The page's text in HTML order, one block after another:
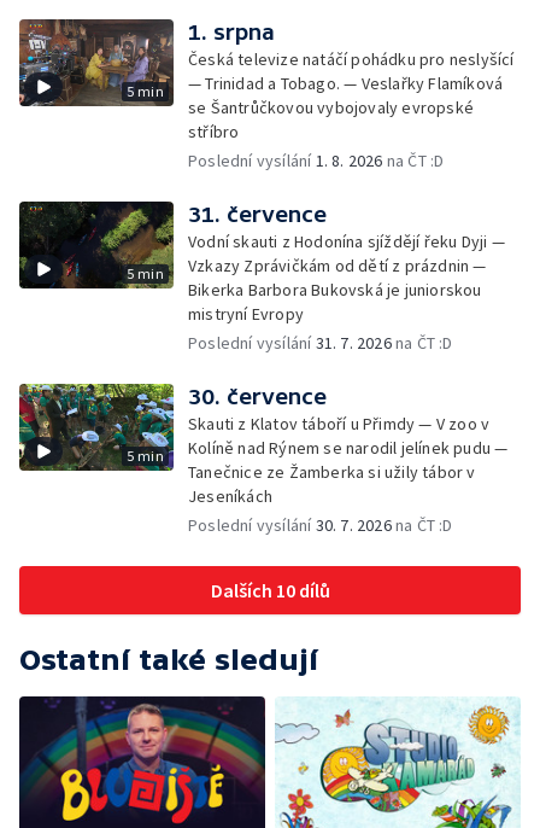
5 min
1. srpna
Česká televize natáčí pohádku pro neslyšící
— Trinidad a Tobago. — Veslařky Flamíková
se Šantrůčkovou vybojovaly evropské
stříbro
Poslední vysílání1. 8. 2026 na ČT :D
5 min
31. července
Vodní skauti z Hodonína sjíždějí řeku Dyji —
Vzkazy Zprávičkám od dětí z prázdnin —
Bikerka Barbora Bukovská je juniorskou
mistryní Evropy
Poslední vysílání31. 7. 2026na ČT :D
5 min
30. července
Skauti z Klatov táboří u Přimdy — V zoo v
Kolíně nad Rýnem se narodil jelínek pudu —
Tanečnice ze Žamberka si užily tábor v
Jeseníkách
Poslední vysílání30. 7. 2026na ČT :D
Dalších 10 dílů
Ostatní také sledují